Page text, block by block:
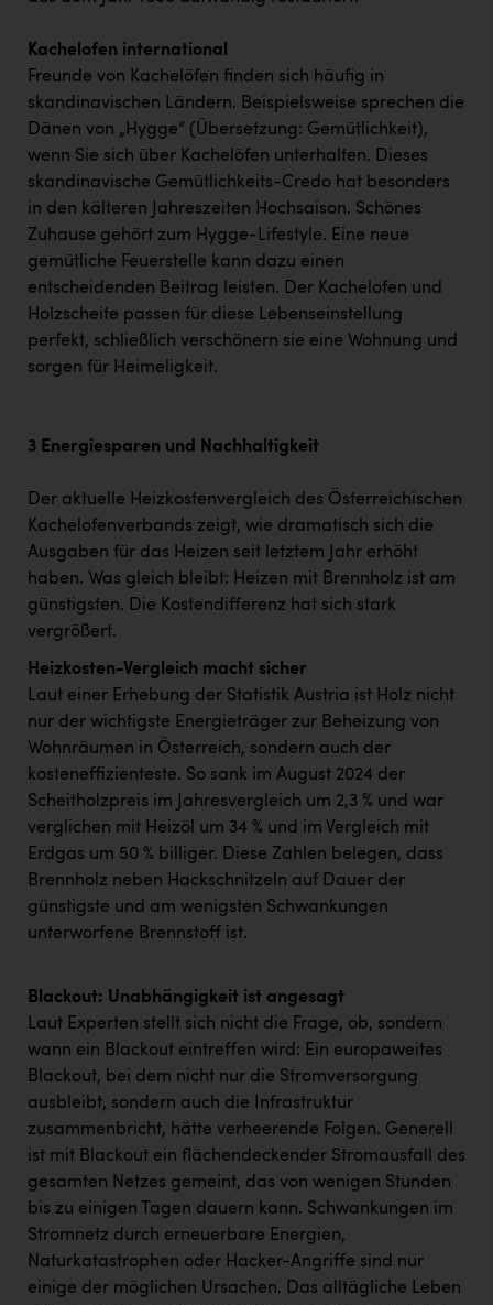
Kachelofen international
Freunde von Kachelöfen finden sich häufig in
skandinavischen Ländern. Beispielsweise sprechen die
Dänen von „Hygge“ (Übersetzung: Gemütlichkeit),
wenn Sie sich über Kachelöfen unterhalten. Dieses
skandinavische Gemütlichkeits-Credo hat besonders
in den kälteren Jahreszeiten Hochsaison. Schönes
Zuhause gehört zum Hygge-Lifestyle. Eine neue
gemütliche Feuerstelle kann dazu einen
entscheidenden Beitrag leisten. Der Kachelofen und
Holzscheite passen für diese Lebenseinstellung
perfekt, schließlich verschönern sie eine Wohnung und
sorgen für Heimeligkeit.
3 Energiesparen und Nachhaltigkeit
Der aktuelle Heizkostenvergleich des Österreichischen
Kachelofenverbands zeigt, wie dramatisch sich die
Ausgaben für das Heizen seit letztem Jahr erhöht
haben. Was gleich bleibt: Heizen mit Brennholz ist am
günstigsten. Die Kostendifferenz hat sich stark
vergrößert.
Heizkosten-Vergleich macht sicher
Laut einer Erhebung der Statistik Austria ist Holz nicht
nur der wichtigste Energieträger zur Beheizung von
Wohnräumen in Österreich, sondern auch der
kosteneffizienteste. So sank im August 2024 der
Scheitholzpreis im Jahresvergleich um 2,3 % und war
verglichen mit Heizöl um 34 % und im Vergleich mit
Erdgas um 50 % billiger. Diese Zahlen belegen, dass
Brennholz neben Hackschnitzeln auf Dauer der
günstigste und am wenigsten Schwankungen
unterworfene Brennstoff ist.
Blackout: Unabhängigkeit ist angesagt
Laut Experten stellt sich nicht die Frage, ob, sondern
wann ein Blackout eintreffen wird: Ein europaweites
Blackout, bei dem nicht nur die Stromversorgung
ausbleibt, sondern auch die Infrastruktur
zusammenbricht, hätte verheerende Folgen. Generell
ist mit Blackout ein flächendeckender Stromausfall des
gesamten Netzes gemeint, das von wenigen Stunden
bis zu einigen Tagen dauern kann. Schwankungen im
Stromnetz durch erneuerbare Energien,
Naturkatastrophen oder Hacker-Angriffe sind nur
einige der möglichen Ursachen. Das alltägliche Leben